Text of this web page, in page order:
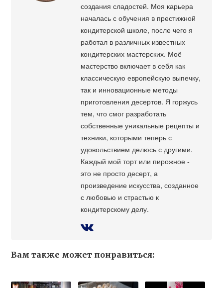
создания сладостей. Моя карьера
началась с обучения в престижной
кондитерской школе, после чего я
работал в различных известных
кондитерских мастерских. Моё
мастерство включает в себя как
классическую европейскую выпечку,
так и инновационные методы
приготовления десертов. Я горжусь
тем, что смог разработать
собственные уникальные рецепты и
техники, которыми теперь с
удовольствием делюсь с другими.
Каждый мой торт или пирожное -
это не просто десерт, а
произведение искусства, созданное
с любовью и страстью к
кондитерскому делу.
Вам также может понравиться: